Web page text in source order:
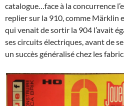
catalogue…face à la concurrence
replier sur la 910, comme Märklin
qui venait de sortir la 904 l’avait
ses circuits électriques, avant de
un succès généralisé chez les